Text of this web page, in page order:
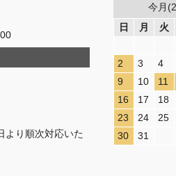
より順次対応いた
今月
日
月 火
2
3 4
9
10 11
16
17 18
23
24 25
30
31